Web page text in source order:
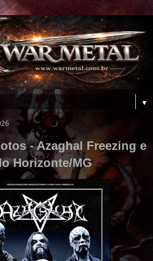
▼
- Azaghal Freezing e
Horizonte/MG